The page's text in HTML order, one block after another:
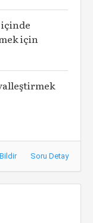
için
Soru Detay